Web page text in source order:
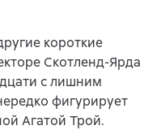
короткие
Скотленд-Ярда
с лишним
фигурирует
Агатой Трой.